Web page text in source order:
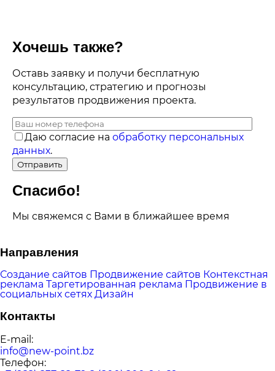
Хочешь также?
Оставь заявку и получи бесплатную
консультацию, стратегию и прогнозы
результатов продвижения проекта.
Даю согласие на обработку персональных
данных.
Спасибо!
Мы свяжемся с Вами в ближайшее время
Направления
Создание сайтов Продвижение сайтов Контекстная
реклама Таргетированная реклама Продвижение в
социальных сетях Дизайн
Контакты
E-mail:
info@new-point.bz
Телефон: